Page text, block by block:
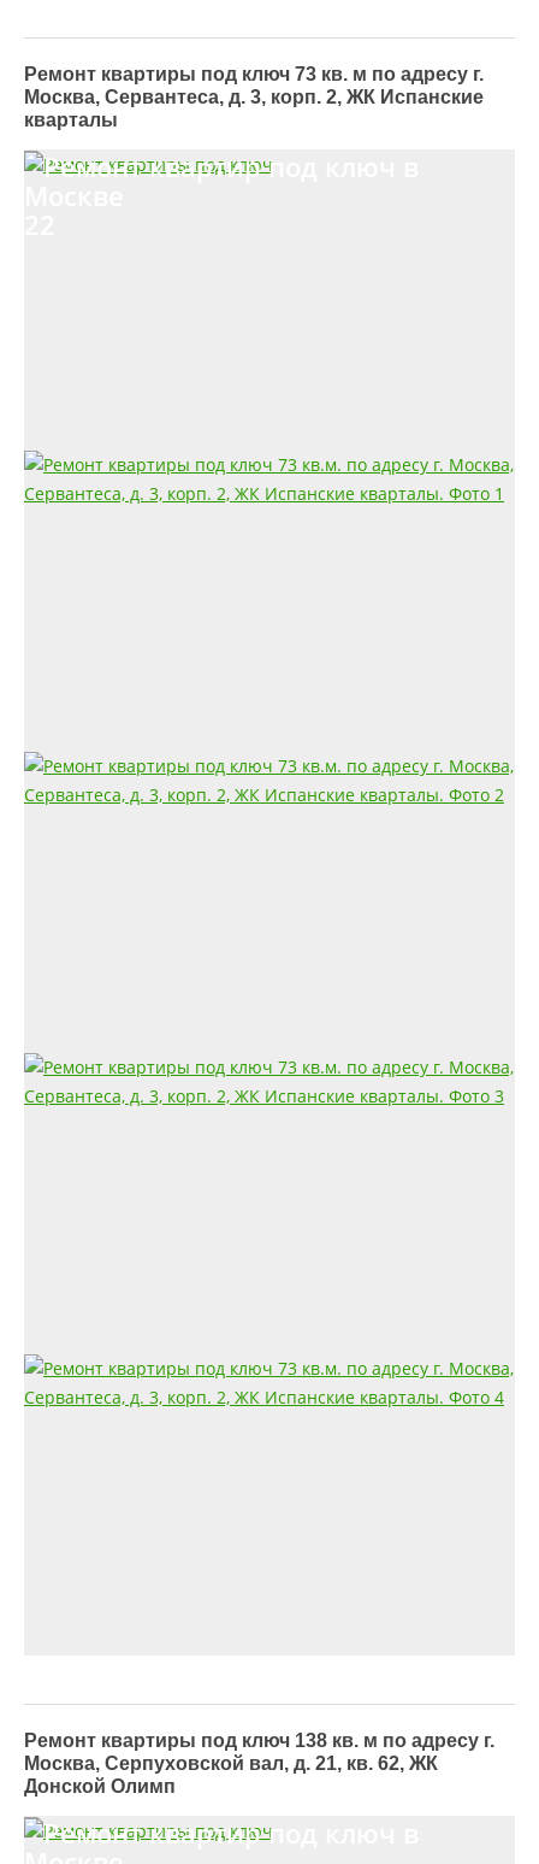
Ремонт квартиры под ключ 73 кв. м по адресу г.
Москва, Сервантеса, д. 3, корп. 2, ЖК Испанские
кварталы
Ремонт квартиры под ключ 138 кв. м по адресу г.
Москва, Серпуховской вал, д. 21, кв. 62, ЖК
Донской Олимп